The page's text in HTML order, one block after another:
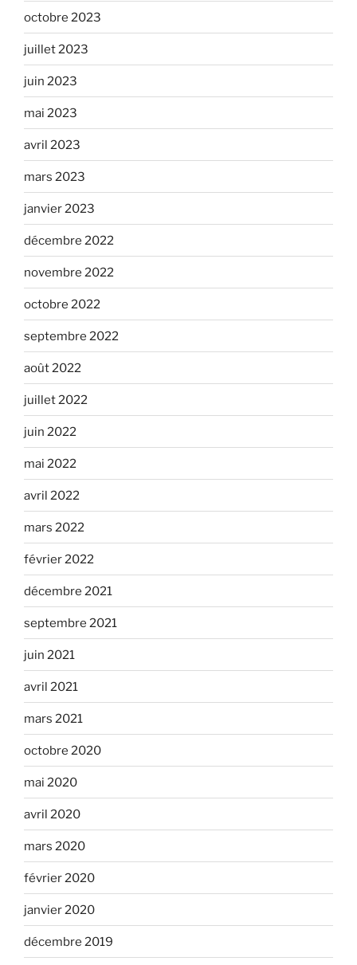
octobre 2023
juillet 2023
juin 2023
mai 2023
avril 2023
mars 2023
janvier 2023
décembre 2022
novembre 2022
octobre 2022
septembre 2022
août 2022
juillet 2022
juin 2022
mai 2022
avril 2022
mars 2022
février 2022
décembre 2021
septembre 2021
juin 2021
avril 2021
mars 2021
octobre 2020
mai 2020
avril 2020
mars 2020
février 2020
janvier 2020
décembre 2019